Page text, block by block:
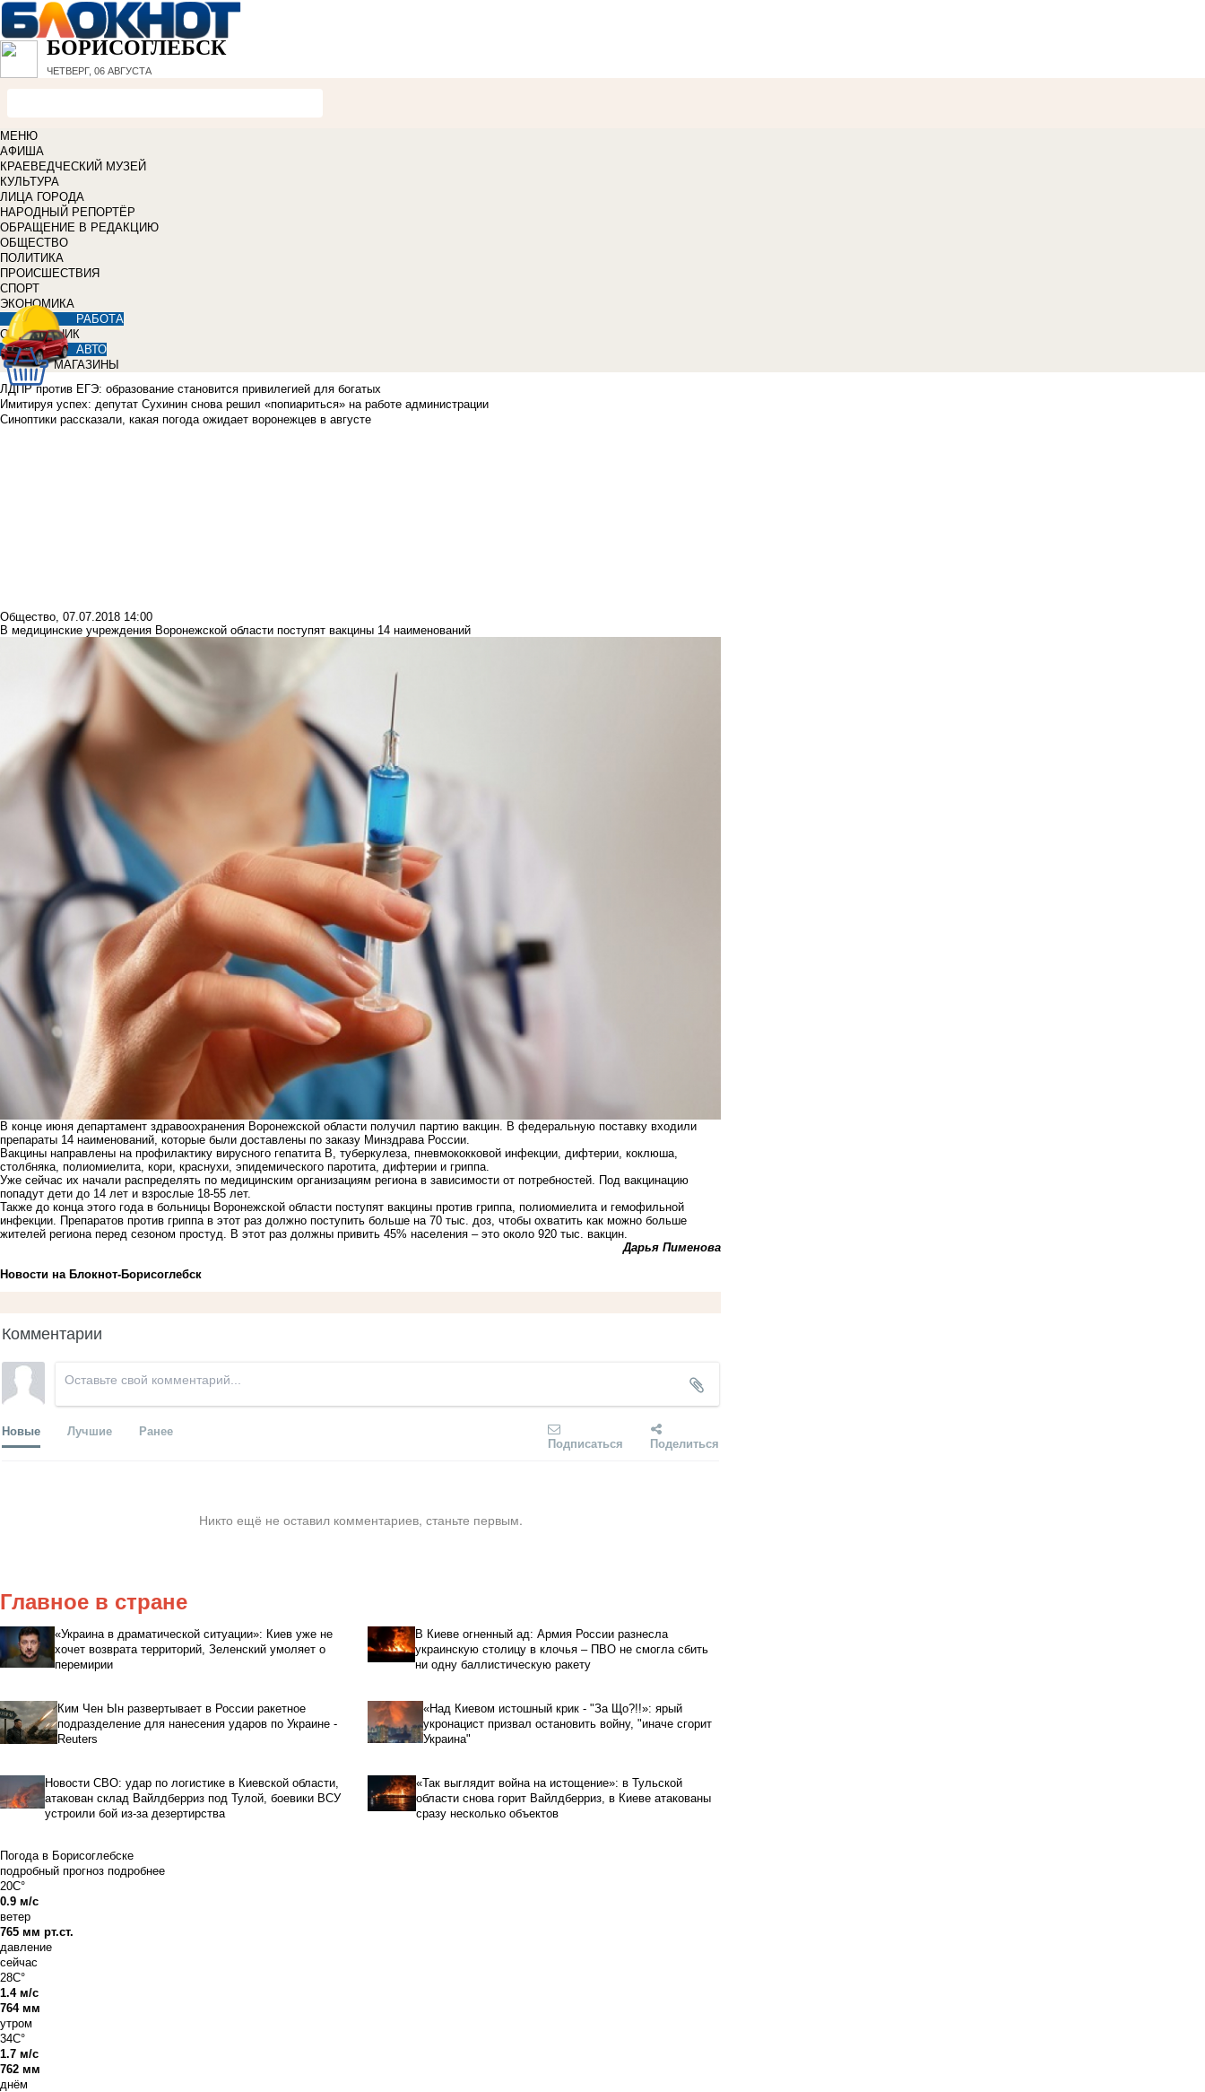
БОРИСОГЛЕБСК
ЧЕТВЕРГ, 06 АВГУСТА
МЕНЮ
АФИША
КРАЕВЕДЧЕСКИЙ МУЗЕЙ
КУЛЬТУРА
ЛИЦА ГОРОДА
НАРОДНЫЙ РЕПОРТЁР
ОБРАЩЕНИЕ В РЕДАКЦИЮ
ОБЩЕСТВО
ПОЛИТИКА
ПРОИСШЕСТВИЯ
СПОРТ
ЭКОНОМИКА
РАБОТА
СПРАВОЧНИК
АВТО
МАГАЗИНЫ
ЛДПР против ЕГЭ: образование становится привилегией для богатых
Имитируя успех: депутат Сухинин снова решил «попиариться» на работе администрации
Синоптики рассказали, какая погода ожидает воронежцев в августе
Общество, 07.07.2018 14:00
В медицинские учреждения Воронежской области поступят вакцины 14 наименований
В конце июня департамент здравоохранения Воронежской области получил партию вакцин. В федеральную поставку входили
препараты 14 наименований, которые были доставлены по заказу Минздрава России.
Вакцины направлены на профилактику вирусного гепатита B, туберкулеза, пневмококковой инфекции, дифтерии, коклюша,
столбняка, полиомиелита, кори, краснухи, эпидемического паротита, дифтерии и гриппа.
Уже сейчас их начали распределять по медицинским организациям региона в зависимости от потребностей. Под вакцинацию
попадут дети до 14 лет и взрослые 18-55 лет.
Также до конца этого года в больницы Воронежской области поступят вакцины против гриппа, полиомиелита и гемофильной
инфекции. Препаратов против гриппа в этот раз должно поступить больше на 70 тыс. доз, чтобы охватить как можно больше
жителей региона перед сезоном простуд. В этот раз должны привить 45% населения – это около 920 тыс. вакцин.
Дарья Пименова
Новости на Блoкнoт-Борисоглебск
Комментарии
Новые Лучшие Ранее
Подписаться Поделиться
Никто ещё не оставил комментариев, станьте первым.
Главное в стране
«Украина в драматической ситуации»: Киев уже не
хочет возврата территорий, Зеленский умоляет о
перемирии
В Киеве огненный ад: Армия России разнесла
украинскую столицу в клочья – ПВО не смогла сбить
ни одну баллистическую ракету
Ким Чен Ын развертывает в России ракетное
подразделение для нанесения ударов по Украине -
Reuters
«Над Киевом истошный крик - "За Що?!!»: ярый
укронацист призвал остановить войну, "иначе сгорит
Украина"
Новости СВО: удар по логистике в Киевской области,
атакован склад Вайлдберриз под Тулой, боевики ВСУ
устроили бой из-за дезертирства
«Так выглядит война на истощение»: в Тульской
области снова горит Вайлдберриз, в Киеве атакованы
сразу несколько объектов
Погода в Борисоглебске
подробный прогноз подробнее
20C°
0.9 м/с
ветер
765 мм рт.ст.
давление
сейчас
28C°
1.4 м/с
764 мм
утром
34C°
1.7 м/с
762 мм
днём